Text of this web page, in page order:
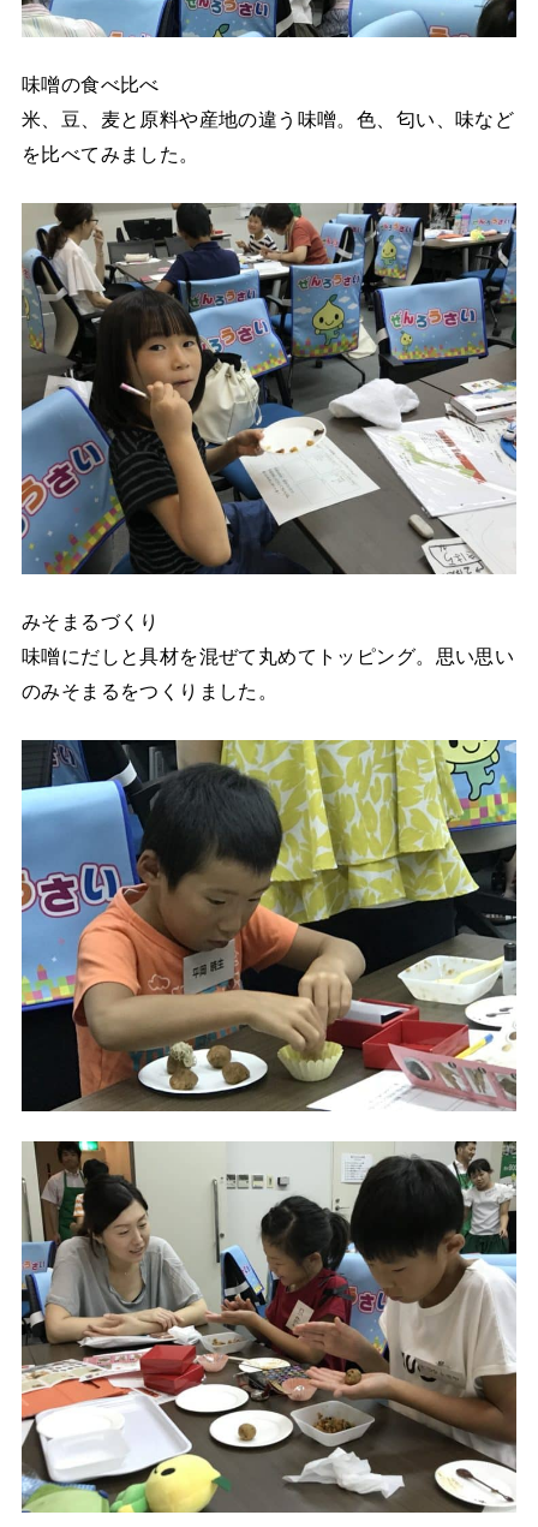
味噌の食べ比べ
米、豆、麦と原料や産地の違う味噌。色、匂い、味など
を比べてみました。
みそまるづくり
味噌にだしと具材を混ぜて丸めてトッピング。思い思い
のみそまるをつくりました。